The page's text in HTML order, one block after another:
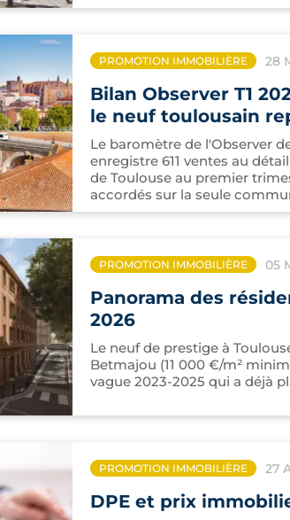
PROMOTION IMMOBILIÈRE 28
Bilan Observer T1
le neuf toulousain
Le baromètre de l'Observer
enregistre 611 ventes au
de Toulouse au premier
accordés sur la seule
PROMOTION IMMOBILIÈRE 05
Panorama des
2026
Le neuf de prestige à
Betmajou (11 000 €/m²
vague 2023-2025 qui a déjà
PROMOTION IMMOBILIÈRE 27
DPE et prix